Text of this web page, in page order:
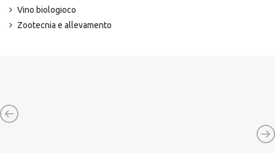
Vino biologioco
Zootecnia e allevamento